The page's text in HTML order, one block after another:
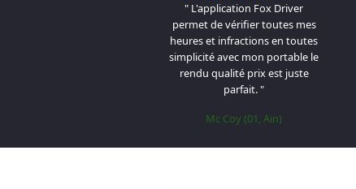
" L'application Fox Driver
permet de vérifier toutes mes
heures et infractions en toutes
simplicité avec mon portable le
rendu qualité prix est juste
parfait. "
Mc Coy (01, Ain)